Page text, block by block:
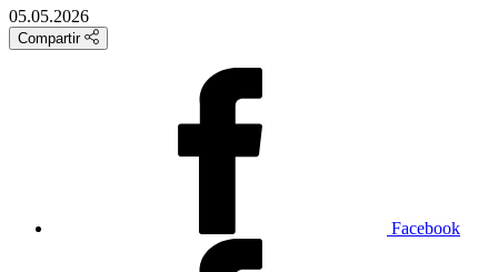
05.05.2026
Compartir
Facebook